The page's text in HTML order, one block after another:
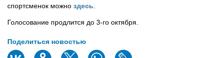
спортсменок можно здесь
Голосование продлится до 3-го октября.
Поделиться новостью